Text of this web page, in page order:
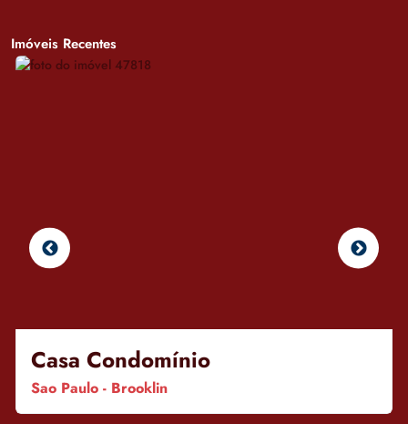
Imóveis Recentes
Casa Condomínio
Sao Paulo - Brooklin